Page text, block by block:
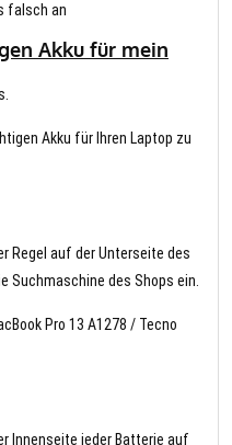
falsch an
Akku für mein
Akku für Ihren Laptop zu
Regel auf der Unterseite des
Suchmaschine des Shops ein.
Pro 13 A1278 / Tecno
Innenseite jeder Batterie auf